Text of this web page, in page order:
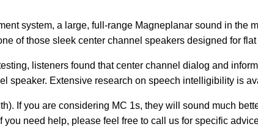
system, a large, full-range Magneplanar sound in the
of those sleek center channel speakers designed for
listeners found that center channel dialog and
speaker. Extensive research on speech intelligibility is
If you are considering MC 1s, they will sound much
need help, please feel free to call us for specific